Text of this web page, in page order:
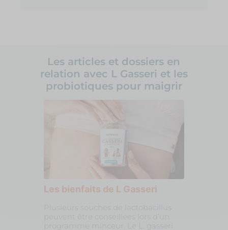
Les articles et dossiers en
relation avec L Gasseri et les
probiotiques pour maigrir
Les bienfaits de L Gasseri